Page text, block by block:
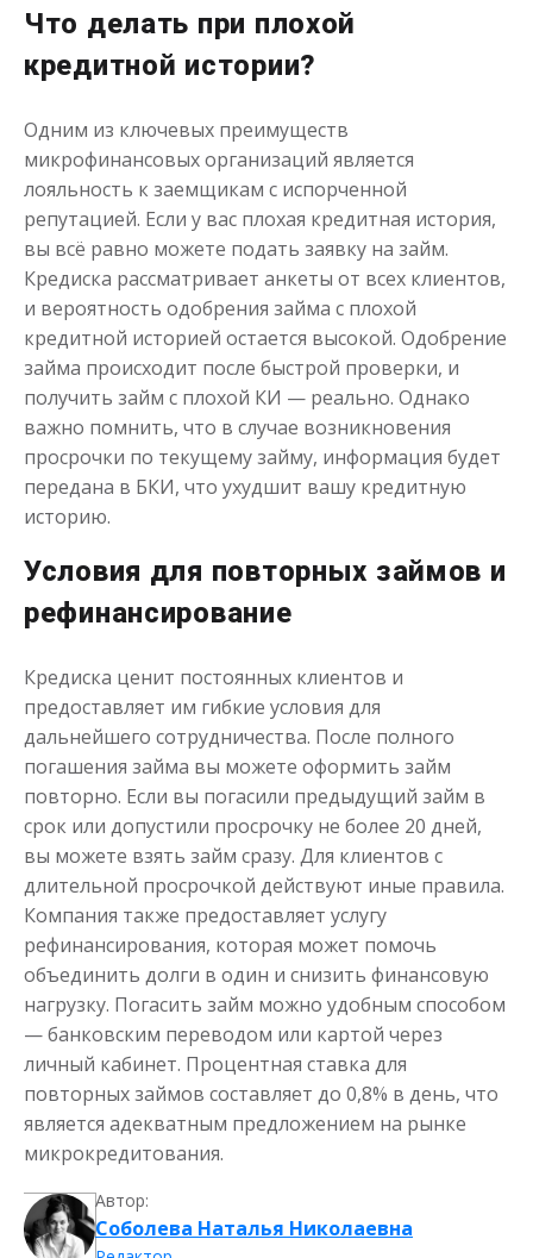
Что делать при плохой
кредитной истории?
Одним из ключевых преимуществ
микрофинансовых организаций является
лояльность к заемщикам с испорченной
репутацией. Если у вас плохая кредитная история,
вы всё равно можете подать заявку на займ.
Кредиска рассматривает анкеты от всех клиентов,
и вероятность одобрения займа с плохой
кредитной историей остается высокой. Одобрение
займа происходит после быстрой проверки, и
получить займ с плохой КИ — реально. Однако
важно помнить, что в случае возникновения
просрочки по текущему займу, информация будет
передана в БКИ, что ухудшит вашу кредитную
историю.
Условия для повторных займов и
рефинансирование
Кредиска ценит постоянных клиентов и
предоставляет им гибкие условия для
дальнейшего сотрудничества. После полного
погашения займа вы можете оформить займ
повторно. Если вы погасили предыдущий займ в
срок или допустили просрочку не более 20 дней,
вы можете взять займ сразу. Для клиентов с
длительной просрочкой действуют иные правила.
Компания также предоставляет услугу
рефинансирования, которая может помочь
объединить долги в один и снизить финансовую
нагрузку. Погасить займ можно удобным способом
— банковским переводом или картой через
личный кабинет. Процентная ставка для
повторных займов составляет до 0,8% в день, что
является адекватным предложением на рынке
микрокредитования.
Автор:
Соболева Наталья Николаевна